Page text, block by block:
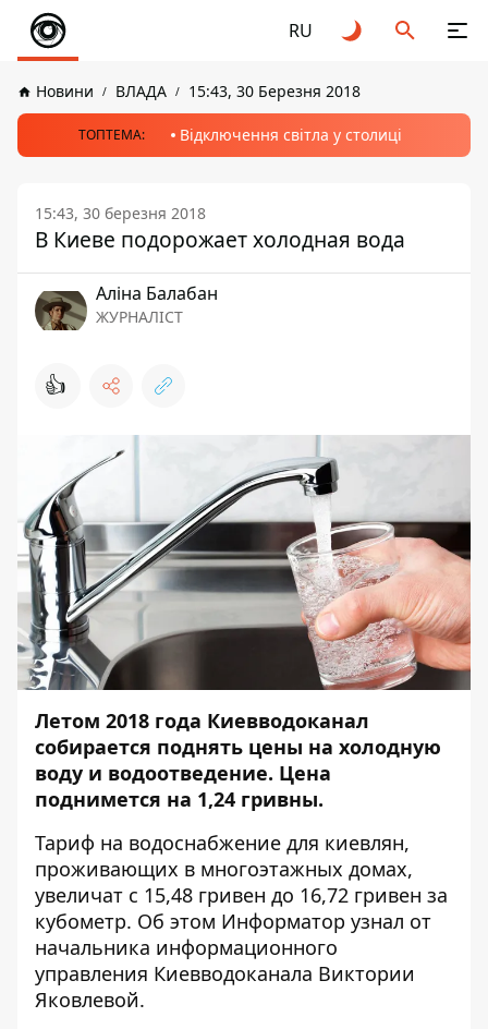
RU
Новини ВЛАДА 15:43, 30 Березня 2018
ТОПТЕМА: Відключення світла у столиці
15:43, 30 березня 2018
В Киеве подорожает холодная вода
Аліна Балабан
ЖУРНАЛІСТ
👍
Летом 2018 года Киевводоканал
собирается поднять цены на холодную
воду и водоотведение. Цена
поднимется на 1,24 гривны.
Тариф на водоснабжение для киевлян,
проживающих в многоэтажных домах,
увеличат с 15,48 гривен до 16,72 гривен за
кубометр. Об этом Информатор узнал от
начальника информационного
управления Киевводоканала Виктории
Яковлевой.